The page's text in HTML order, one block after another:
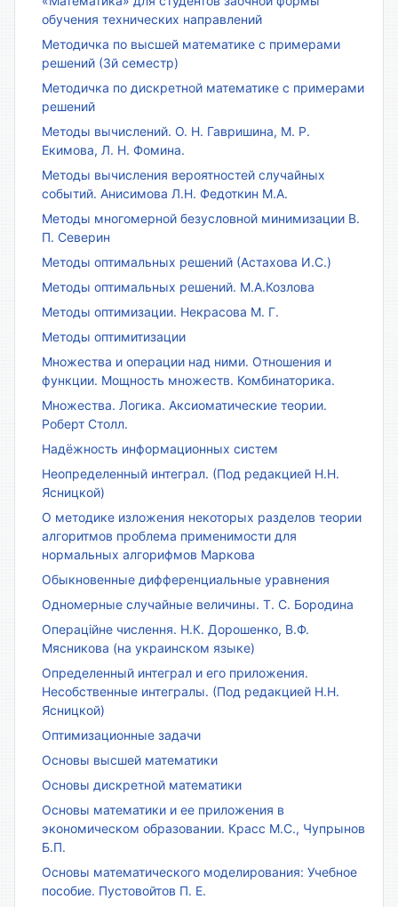
обучения технических направлений
Методичка по высшей математике с примерами
решений (3й семестр)
Методичка по дискретной математике с примерами
решений
Методы вычислений. О. Н. Гавришина, М. Р.
Екимова, Л. Н. Фомина.
Методы вычисления вероятностей случайных
событий. Анисимова Л.Н. Федоткин М.А.
Методы многомерной безусловной минимизации В.
П. Северин
Методы оптимальных решений (Астахова И.С.)
Методы оптимальных решений. М.А.Козлова
Методы оптимизации. Некрасова М. Г.
Методы оптимитизации
Множества и операции над ними. Отношения и
функции. Мощность множеств. Комбинаторика.
Множества. Логика. Аксиоматические теории.
Роберт Столл.
Надёжность информационных систем
Неопределенный интеграл. (Под редакцией Н.Н.
Ясницкой)
О методике изложения некоторых разделов теории
алгоритмов проблема применимости для
нормальных алгорифмов Маркова
Обыкновенные дифференциальные уравнения
Одномерные случайные величины. Т. С. Бородина
Операційне числення. Н.К. Дорошенко, В.Ф.
Мясникова (на украинском языке)
Определенный интеграл и его приложения.
Несобственные интегралы. (Под редакцией Н.Н.
Ясницкой)
Оптимизационные задачи
Основы высшей математики
Основы дискретной математики
Основы математики и ее приложения в
экономическом образовании. Красс М.С., Чупрынов
Б.П.
Основы математического моделирования: Учебное
пособие. Пустовойтов П. Е.